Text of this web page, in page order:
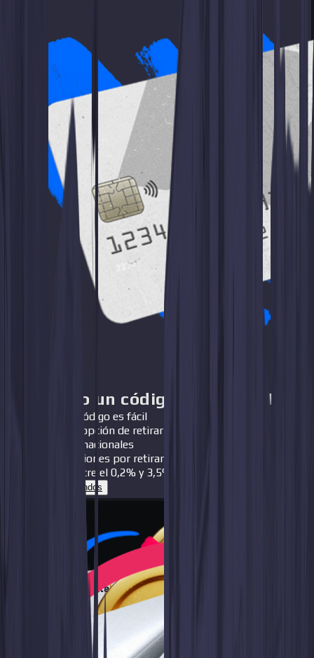
Activando un código en WhiteBIT
Crear un código es fácil
Tienes la opción de retirar fondos en más de 10
monedas nacionales
Las comisiones por retirar fondos son muy bajas,
oscilan entre el 0,2% y 3,5%
Cómo retirar fondos
Here’s just a part of the
benefits of this amazing tool
from WhiteBIT: